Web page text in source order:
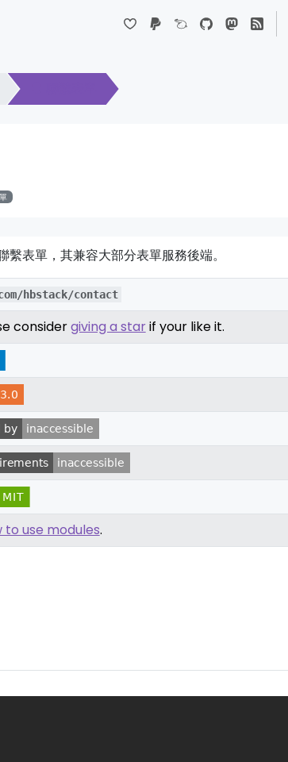
表單，其兼容大部分表單服務後端。
hbstack/contact
considergiving a starif your like it.
to use modules.